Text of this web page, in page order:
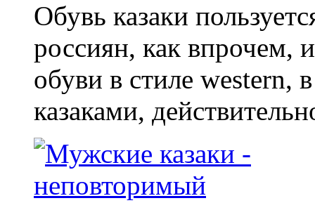
Обувь казаки
россиян, как впрочем,
обуви в стиле western,
казаками,